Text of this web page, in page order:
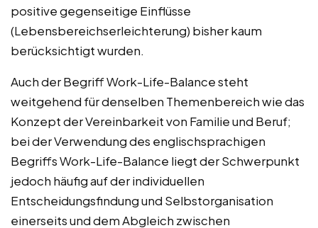
positive gegenseitige Einflüsse
(Lebensbereichserleichterung) bisher kaum
berücksichtigt wurden.
Auch der Begriff Work-Life-Balance steht
weitgehend für denselben Themenbereich wie das
Konzept der Vereinbarkeit von Familie und Beruf;
bei der Verwendung des englischsprachigen
Begriffs Work-Life-Balance liegt der Schwerpunkt
jedoch häufig auf der individuellen
Entscheidungsfindung und Selbstorganisation
einerseits und dem Abgleich zwischen